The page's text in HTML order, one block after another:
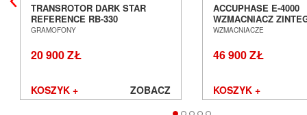
TRANSROTOR DARK STAR
REFERENCE RB-330
GRAMOFON ANALOGOWY
GRAMOFONY
20 900 ZŁ
KOSZYK + ZOBACZ
ACCUPHASE E-4000
WZMACNIACZ
SALON POZNAŃ
WZMACNIACZE
46 900 ZŁ
KOSZYK +